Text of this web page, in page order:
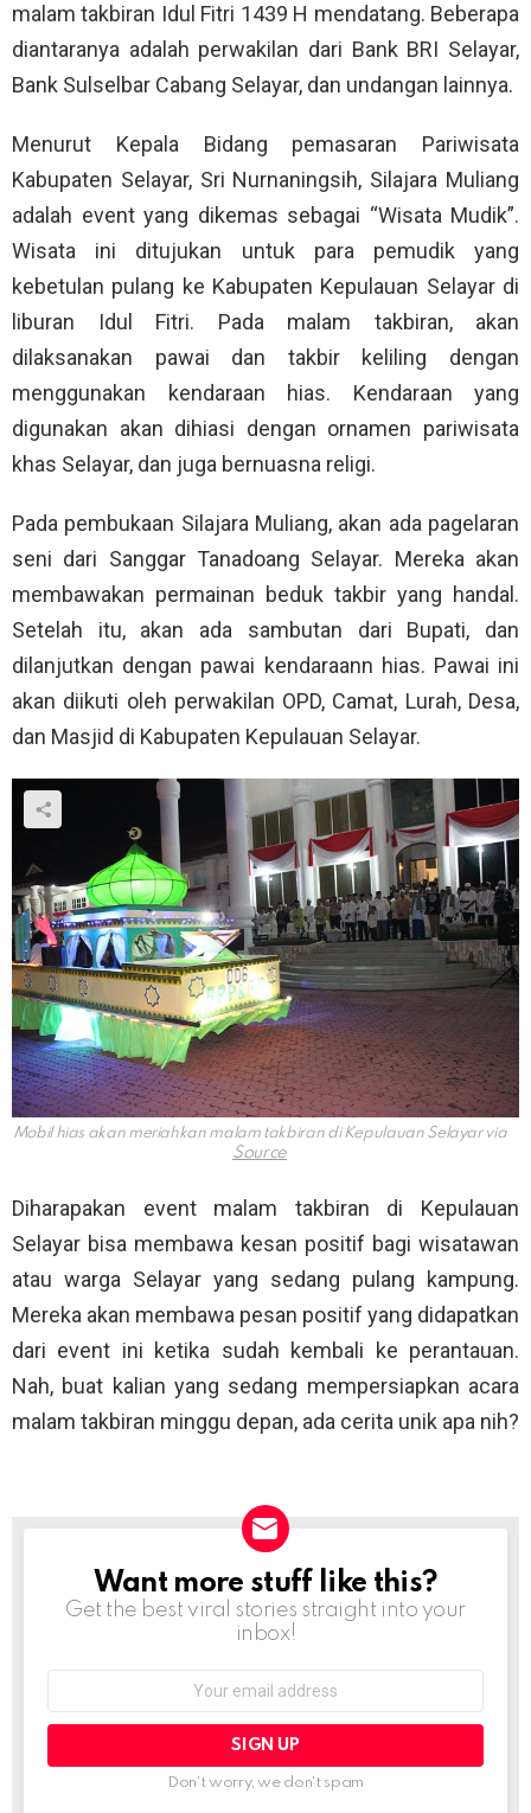
malam takbiran Idul Fitri 1439 H mendatang. Beberapa
diantaranya adalah perwakilan dari Bank BRI Selayar,
Bank Sulselbar Cabang Selayar, dan undangan lainnya.
Menurut Kepala Bidang pemasaran Pariwisata
Kabupaten Selayar, Sri Nurnaningsih, Silajara Muliang
adalah event yang dikemas sebagai “Wisata Mudik”.
Wisata ini ditujukan untuk para pemudik yang
kebetulan pulang ke Kabupaten Kepulauan Selayar di
liburan Idul Fitri. Pada malam takbiran, akan
dilaksanakan pawai dan takbir keliling dengan
menggunakan kendaraan hias. Kendaraan yang
digunakan akan dihiasi dengan ornamen pariwisata
khas Selayar, dan juga bernuasna religi.
Pada pembukaan Silajara Muliang, akan ada pagelaran
seni dari Sanggar Tanadoang Selayar. Mereka akan
membawakan permainan beduk takbir yang handal.
Setelah itu, akan ada sambutan dari Bupati, dan
dilanjutkan dengan pawai kendaraann hias. Pawai ini
akan diikuti oleh perwakilan OPD, Camat, Lurah, Desa,
dan Masjid di Kabupaten Kepulauan Selayar.
Mobil hias akan meriahkan malam takbiran di Kepulauan Selayar via
Diharapakan event malam takbiran di Kepulauan
Selayar bisa membawa kesan positif bagi wisatawan
atau warga Selayar yang sedang pulang kampung.
Mereka akan membawa pesan positif yang didapatkan
dari event ini ketika sudah kembali ke perantauan.
Nah, buat kalian yang sedang mempersiapkan acara
malam takbiran minggu depan, ada cerita unik apa nih?
NEWSLETTER
Want more stuff like this?
Get the best viral stories straight into your
inbox!
Don't worry, we don't spam